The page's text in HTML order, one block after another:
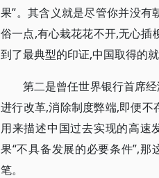
果”。其含义就是尽管你并没
俗一点,有心栽花花不开,无心插
到了最典型的印证,中国取得的
第二是曾任世界银行首席
进行改革,消除制度弊端,即便
用来描述中国过去实现的高速
果“不具备发展的必要条件”,
笔。